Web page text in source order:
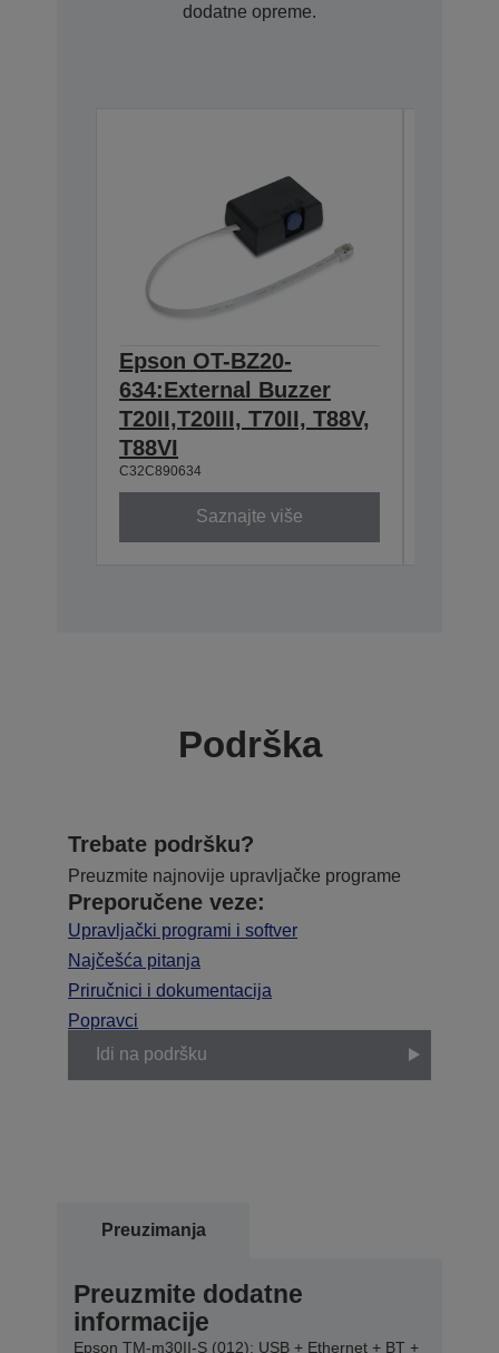
dodatne opreme.
Epson OT-BZ20-
634:External Buzzer
T20II,T20III, T70II, T88V,
T88VI
C32C890634
Saznajte više
Podrška
Trebate podršku?
Preuzmite najnovije upravljačke programe
Preporučene veze:
Upravljački programi i softver
Najčešća pitanja
Priručnici i dokumentacija
Popravci
Idi na podršku
Preuzimanja
Preuzmite dodatne
informacije
Epson TM-m30II-S (012): USB + Ethernet + BT +